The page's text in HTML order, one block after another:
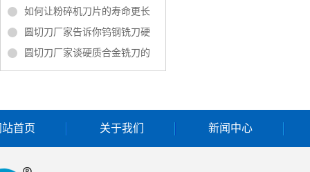
如何让粉碎机刀片的寿命更长
圆切刀厂家告诉你钨钢铣刀硬
圆切刀厂家谈硬质合金铣刀的
首页 关于我们 新闻中心